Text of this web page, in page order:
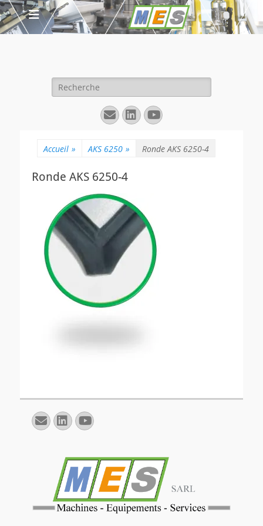
Rechercher :
E-
mail
Linkedin
YouTube
Accueil » AKS 6250 » Ronde AKS 6250-4
Ronde AKS 6250-4
E-
mail
Linkedin
YouTube